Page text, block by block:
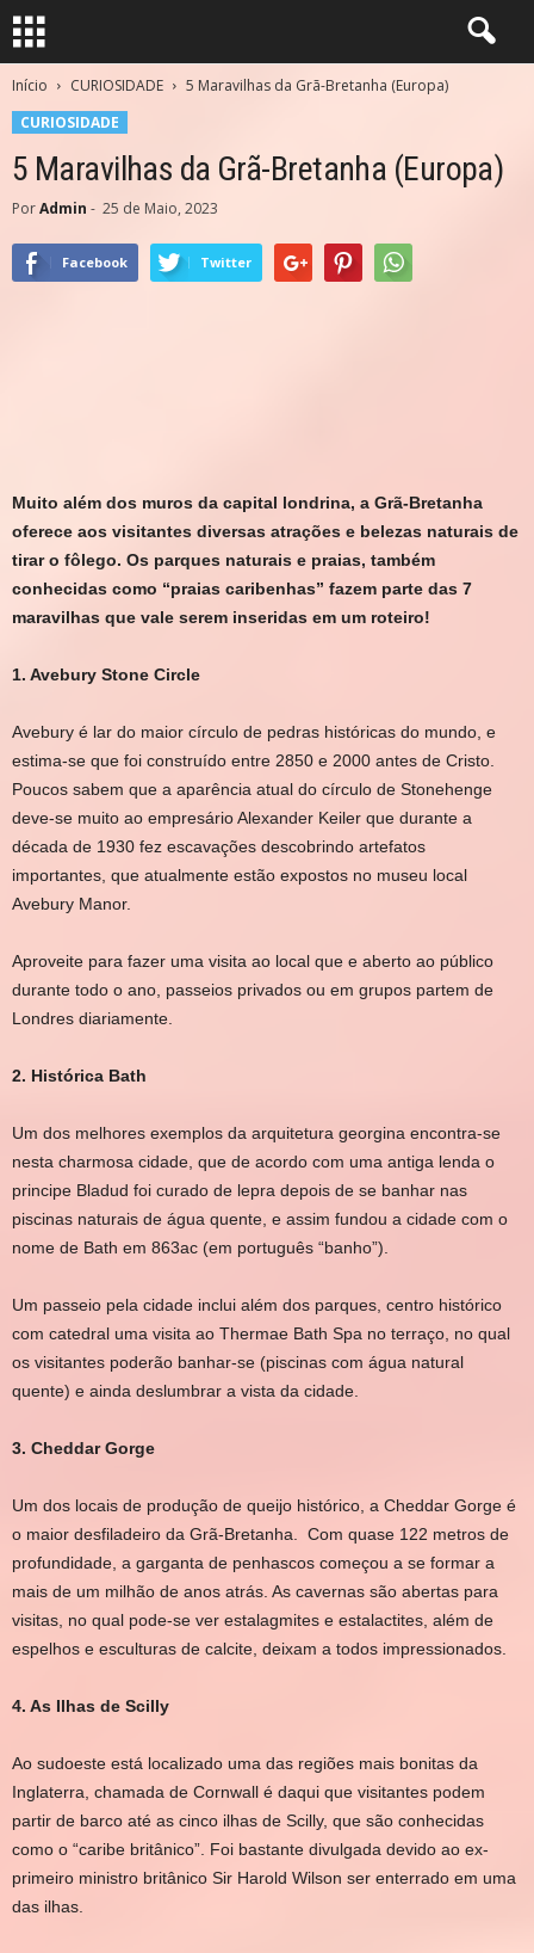
Início CURIOSIDADE
5 Maravilhas da Grã-Bretanha (Europa)
CURIOSIDADE
5 Maravilhas da Grã-Bretanha (Europa)
PorAdmin - 25 de Maio, 2023
Facebook Twitter
Muito além dos muros da capital londrina, a Grã-Bretanha
oferece aos visitantes diversas atrações e belezas naturais de
tirar o fôlego. Os parques naturais e praias, também
conhecidas como “praias caribenhas” fazem parte das 7
maravilhas que vale serem inseridas em um roteiro!
1. Avebury Stone Circle
Avebury é lar do maior círculo de pedras históricas do mundo, e
estima-se que foi construído entre 2850 e 2000 antes de Cristo.
Poucos sabem que a aparência atual do círculo de Stonehenge
deve-se muito ao empresário Alexander Keiler que durante a
década de 1930 fez escavações descobrindo artefatos
importantes, que atualmente estão expostos no museu local
Avebury Manor.
Aproveite para fazer uma visita ao local que e aberto ao público
durante todo o ano, passeios privados ou em grupos partem de
Londres diariamente.
2. Histórica Bath
Um dos melhores exemplos da arquitetura georgina encontra-se
nesta charmosa cidade, que de acordo com uma antiga lenda o
principe Bladud foi curado de lepra depois de se banhar nas
piscinas naturais de água quente, e assim fundou a cidade com o
nome de Bath em 863ac (em português “banho”).
Um passeio pela cidade inclui além dos parques, centro histórico
com catedral uma visita ao Thermae Bath Spa no terraço, no qual
os visitantes poderão banhar-se (piscinas com água natural
quente) e ainda deslumbrar a vista da cidade.
3. Cheddar Gorge
Um dos locais de produção de queijo histórico, a Cheddar Gorge é
o maior desfiladeiro da Grã-Bretanha. Com quase 122 metros de
profundidade, a garganta de penhascos começou a se formar a
mais de um milhão de anos atrás. As cavernas são abertas para
visitas, no qual pode-se ver estalagmites e estalactites, além de
espelhos e esculturas de calcite, deixam a todos impressionados.
4. As Ilhas de Scilly
Ao sudoeste está localizado uma das regiões mais bonitas da
Inglaterra, chamada de Cornwall é daqui que visitantes podem
partir de barco até as cinco ilhas de Scilly, que são conhecidas
como o “caribe britânico”. Foi bastante divulgada devido ao ex-
primeiro ministro britânico Sir Harold Wilson ser enterrado em uma
das ilhas.